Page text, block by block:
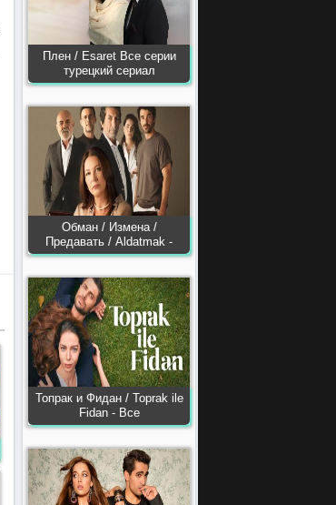
Плен / Esaret Все серии
турецкий сериал
Обман / Измена /
Предавать / Aldatmak -
Топрак и Фидан / Toprak ile
Fidan - Все